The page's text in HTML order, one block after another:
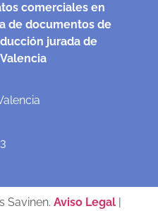
comerciales en
de documentos de
jurada de
Savinen. Aviso Legal |